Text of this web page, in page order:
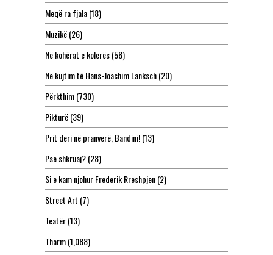
Meqë ra fjala(18)
Muzikë(26)
Në kohërat e kolerës(58)
Në kujtim të Hans-Joachim Lanksch(20)
Përkthim(730)
Pikturë(39)
Prit deri në pranverë, Bandini!(13)
Pse shkruaj?(28)
Si e kam njohur Frederik Rreshpjen(2)
Street Art (7)
Teatër(13)
Tharm(1,088)